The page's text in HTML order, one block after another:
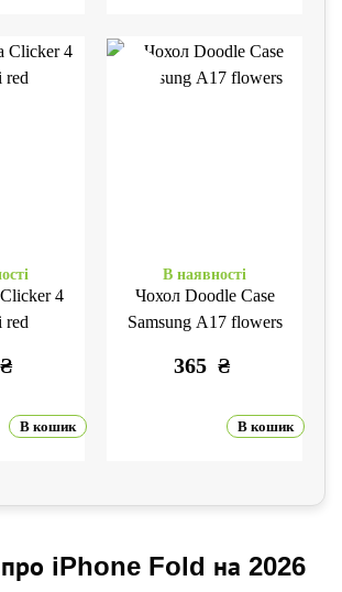
4
red
₴
В кошик
В наявності
Чохол Doodle Case
Samsung A17 flowers
365 ₴
В кошик
iPhone Fold на 2026